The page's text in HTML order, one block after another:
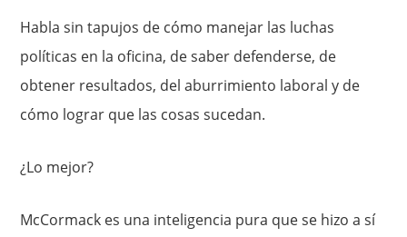
Habla sin tapujos de cómo manejar las luchas
políticas en la oficina, de saber defenderse, de
obtener resultados, del aburrimiento laboral y de
cómo lograr que las cosas sucedan.
¿Lo mejor?
McCormack es una inteligencia pura que se hizo a sí